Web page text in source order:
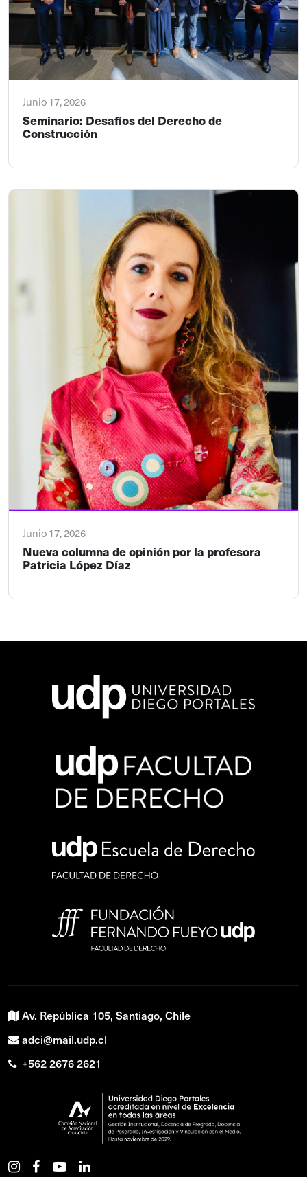
Junio 17, 2026
Seminario: Desafíos del Derecho de
Construcción
Junio 17, 2026
Nueva columna de opinión por la profesora
Patricia López Díaz
Av. República 105, Santiago, Chile
adci@mail.udp.cl
+562 2676 2621